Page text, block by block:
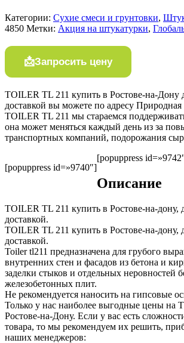
Категории: Сухие смеси и грунтовки,
4850 Метки: Акция на штукатурки,
Запросить цену
TOILER TL 211 купить в Ростове-на-Дону
доставкой вы можете по адресу
TOILER TL 211 мы стараемся
она может меняться каждый день из за
транспортных компаний, подорожания
[popuppress id=»9740″]
[popuppress
Описание
TOILER TL 211 купить в Ростове-на-дону,
доставкой.
TOILER TL 211 купить в Ростове-на-дону,
доставкой.
Toiler tl211 предназначена для грубого
внутренних стен и фасадов из бетона и
заделки стыков и отдельных неровностей
железобетонных плит.
Не рекомендуется наносить на гипсовые
Только у нас наиболее выгодные цены на
Ростове-на-Дону. Если у вас есть
товара, то мы рекомендуем их решить,
наших менеджеров: